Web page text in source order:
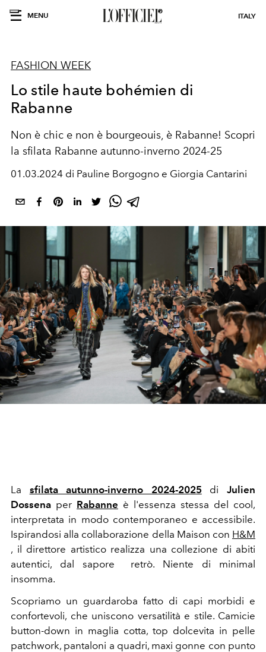
MENU ITALY
FASHION WEEK
Lo stile haute bohémien di
Rabanne
Non è chic e non è bourgeouis, è Rabanne! Scopri
la sfilata Rabanne autunno-inverno 2024-25
01.03.2024 di Pauline Borgogno e Giorgia Cantarini
La sfilata autunno-inverno 2024-2025 diJulien
Dossena per Rabanne è l'essenza stessa del cool,
interpretata in modo contemporaneo e accessibile.
Ispirandosi alla collaborazione della Maison con H&M
, il direttore artistico realizza una collezione di abiti
autentici, dal sapore retrò. Niente di minimal
insomma.
Scopriamo un guardaroba fatto di capi morbidi e
confortevoli, che uniscono versatilità e stile. Camicie
button-down in maglia cotta, top dolcevita in pelle
patchwork, pantaloni a quadri, maxi gonne con punto